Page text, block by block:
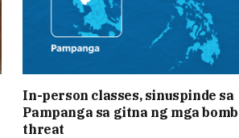
In-person classes, sinuspinde sa
Pampanga sa gitna ng mga bomb
threat